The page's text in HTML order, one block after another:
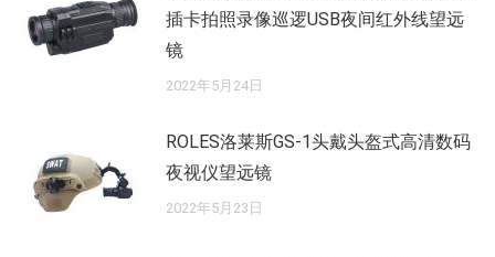
插卡拍照录像巡逻USB夜间红外线望远
镜
2022年5月24日
ROLES洛莱斯GS-1头戴头盔式高清数码
夜视仪望远镜
2022年5月23日